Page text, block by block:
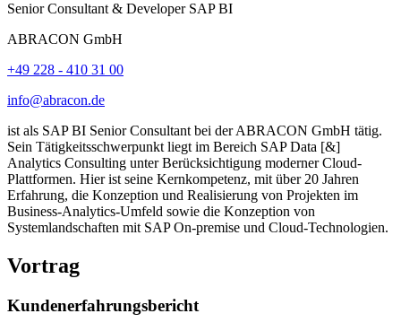
Senior Consultant & Developer SAP BI
ABRACON GmbH
+49 228 - 410 31 00
info@abracon.de
ist als SAP BI Senior Consultant bei der ABRACON GmbH tätig.
Sein Tätigkeitsschwerpunkt liegt im Bereich SAP Data [&]
Analytics Consulting unter Berücksichtigung moderner Cloud-
Plattformen. Hier ist seine Kernkompetenz, mit über 20 Jahren
Erfahrung, die Konzeption und Realisierung von Projekten im
Business-Analytics-Umfeld sowie die Konzeption von
Systemlandschaften mit SAP On-premise und Cloud-Technologien.
Vortrag
Kundenerfahrungsbericht